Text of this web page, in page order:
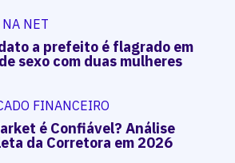
NET
a prefeito é flagrado em
sexo com duas mulheres
FINANCEIRO
é Confiável? Análise
da Corretora em 2026